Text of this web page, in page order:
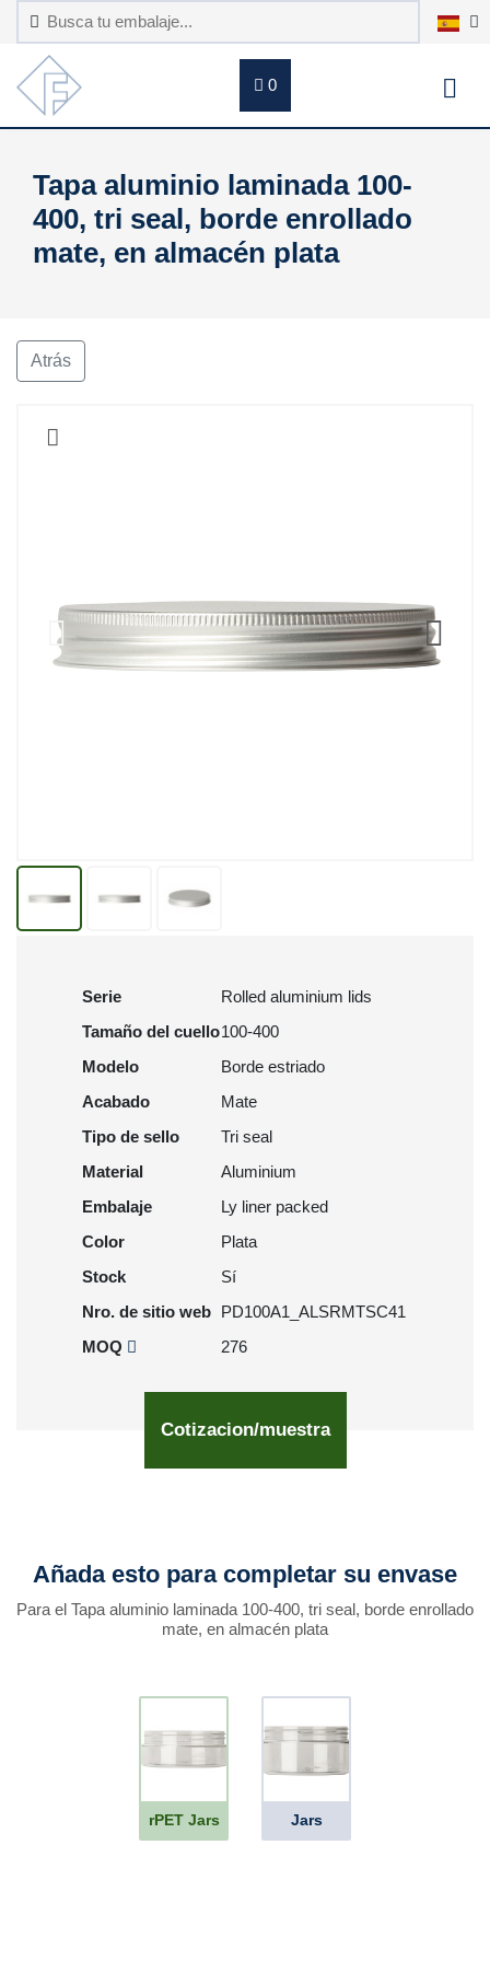
0
Tapa aluminio laminada 100-
400, tri seal, borde enrollado
mate, en almacén plata
Atrás
Serie
Rolled aluminium lids
Tamaño del cuello100-400
Modelo
Borde estriado
Acabado
Mate
Tipo de sello
Tri seal
Material
Aluminium
Embalaje
Ly liner packed
Color
Plata
Stock
Sí
Nro. de sitio web PD100A1_ALSRMTSC41
MOQ
276
Cotizacion/muestra
Añada esto para completar su envase
Para el Tapa aluminio laminada 100-400, tri seal, borde enrollado
mate, en almacén plata
rPET Jars Jars